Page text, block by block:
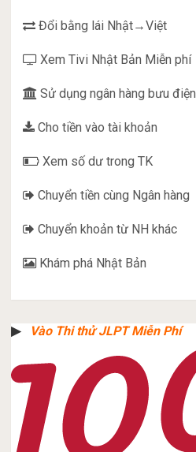
Đổi bằng lái Nhật→Việt
Xem Tivi Nhật Bản Miễn phí
Sử dụng ngân hàng bưu điện
Cho tiền vào tài khoản
Xem số dư trong TK
Chuyển tiền cùng Ngân hàng
Chuyển khoản từ NH khác
Khám phá Nhật Bản
▶︎ Vào Thi thử JLPT Miễn Phí